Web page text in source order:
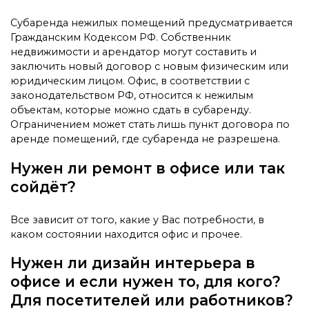
Субаренда нежилых помещений предусматривается
Гражданским Кодексом РФ. Собственник
недвижимости и арендатор могут составить и
заключить новый договор с новым физическим или
юридическим лицом. Офис, в соответствии с
законодательством РФ, относится к нежилым
объектам, которые можно сдать в субаренду.
Ограничением может стать лишь пункт договора по
аренде помещений, где субаренда не разрешена.
Нужен ли ремонт в офисе или так
сойдёт?
Все зависит от того, какие у Вас потребности, в
каком состоянии находится офис и прочее.
Нужен ли дизайн интерьера в
офисе и если нужен то, для кого?
Для посетителей или работников?